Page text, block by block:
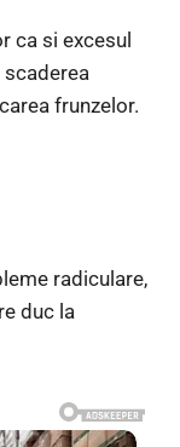
ca si excesul
scaderea
frunzelor.
radiculare,
duc la